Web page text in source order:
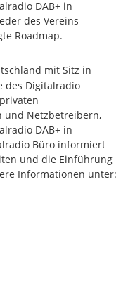
DAB+ in
des Vereins
Roadmap.
mit Sitz in
des Digitalradio
und Netzbetreibern,
DAB+ in
Büro informiert
und die Einführung
Informationen unter: